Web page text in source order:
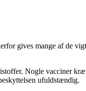
gives mange af de
Nogle vacciner
ufuldstændig.